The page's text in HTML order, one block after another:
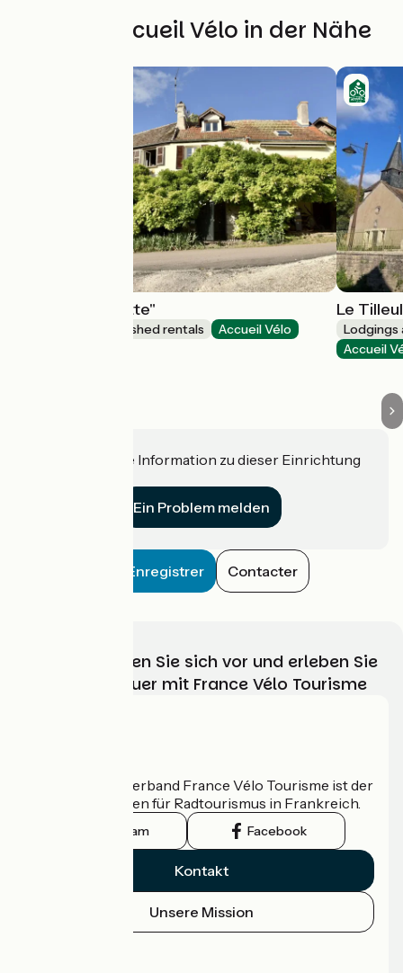
Weitere Accueil Vélo in der Nähe
Gîte "La Fermette"
Lodgings and furnished rentals Accueil Vélo
Le Tilleul
Lodgings
Accueil
Haben Sie eine Information zu dieser Einrichtung
Ein Problem melden
Enregistrer Contacter
Wählen, bereiten Sie sich vor und erleben Sie
Ihr Radabenteuer mit France Vélo Tourisme
Der nationale Verband France Vélo Tourisme ist der
offizielle Leitfaden für Radtourismus in Frankreich.
Instagram Facebook
Kontakt
Unsere Mission